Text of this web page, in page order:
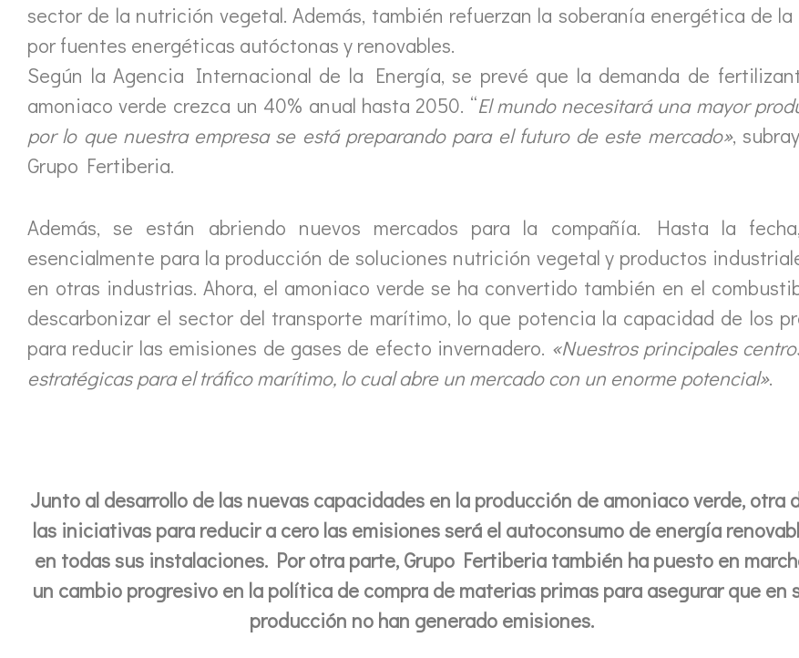
sector de la nutrición vegetal. Además, también refuerzan la soberanía energética de
por fuentes energéticas autóctonas y renovables.
Según la Agencia Internacional de la Energía, se prevé que la demanda de
amoniaco verde crezca un 40% anual hasta 2050. “El mundo necesitará una mayor
por lo que nuestra empresa se está preparando para el futuro de este mercado»,
Grupo Fertiberia.
Además, se están abriendo nuevos mercados para la compañía. Hasta la
esencialmente para la producción de soluciones nutrición vegetal y productos
en otras industrias. Ahora, el amoniaco verde se ha convertido también en el
descarbonizar el sector del transporte marítimo, lo que potencia la capacidad de los
para reducir las emisiones de gases de efecto invernadero. «Nuestros principales
estratégicas para el tráfico marítimo, lo cual abre un mercado con un enorme potencial».
Junto al desarrollo de las nuevas capacidades en la producción de amoniaco verde, otra
las iniciativas para reducir a cero las emisiones será el autoconsumo de energía
en todas sus instalaciones. Por otra parte, Grupo Fertiberia también ha puesto en
un cambio progresivo en la política de compra de materias primas para asegurar que en
producción no han generado emisiones.